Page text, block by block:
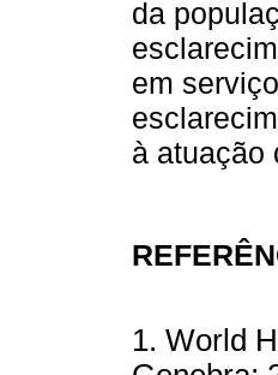
da
em
à atuação
1. World